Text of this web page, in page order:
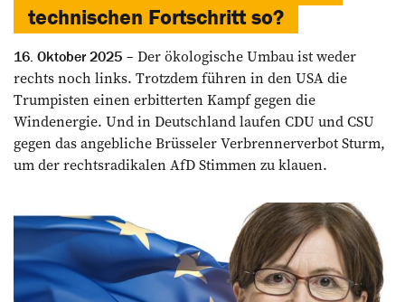
technischen Fortschritt so?
16. Oktober 2025
Der ökologische Umbau ist weder
rechts noch links. Trotzdem führen in den USA die
Trumpisten einen erbitterten Kampf gegen die
Windenergie. Und in Deutschland laufen CDU und CSU
gegen das angebliche Brüsseler Verbrennerverbot Sturm,
um der rechtsradikalen AfD Stimmen zu klauen.